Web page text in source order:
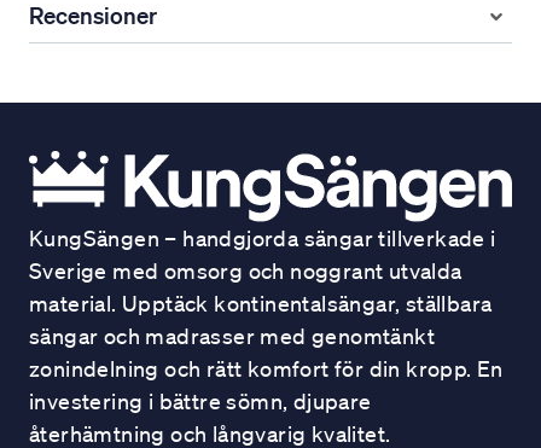
Recensioner
KungSängen – handgjorda sängar tillverkade i
Sverige med omsorg och noggrant utvalda
material. Upptäck kontinentalsängar, ställbara
sängar och madrasser med genomtänkt
zonindelning och rätt komfort för din kropp. En
investering i bättre sömn, djupare
återhämtning och långvarig kvalitet.